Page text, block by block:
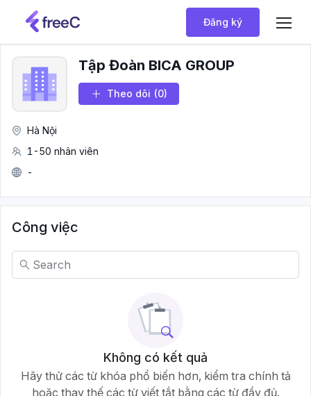
Đăng ký
Tập Đoàn BICA GROUP
Theo dõi (0)
Hà Nội
1-50 nhân viên
-
Công việc
Không có kết quả
Hãy thử các từ khóa phổ biến hơn, kiểm tra chính tả
hoặc thay thế các từ viết tắt bằng các từ đầy đủ.